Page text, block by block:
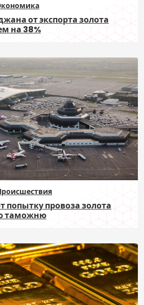
от экспорта золота
на 38%
попытку провоза золота
таможню